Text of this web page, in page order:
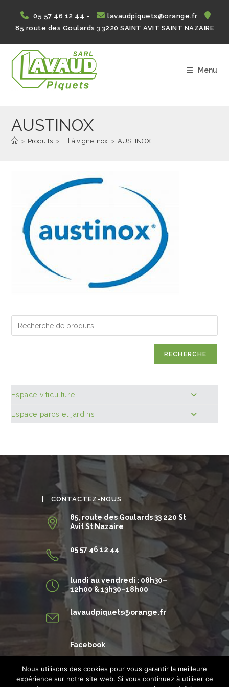
content
05 57 46 12 44 -
lavaudpiquets@orange.fr
85 route des Goulards 33220 SAINT AVIT SAINT NAZAIRE
Menu
AUSTINOX
> Produits > Fil à vigne inox > AUSTINOX
RECHERCHE
Espace viticulture
Espace parcs et jardins
CONTACTEZ-NOUS
85, route des Goulards 33 220 St
Avit St Nazaire
05 57 46 12 44
lundi au vendredi : 08h30–
12h00 & 13h30–18h00
lavaudpiquets@orange.frS’ouvre
dans
application
Facebook
Nous utilisons des cookies pour vous garantir la meilleure
expérience sur notre site web. Si vous continuez à utiliser ce